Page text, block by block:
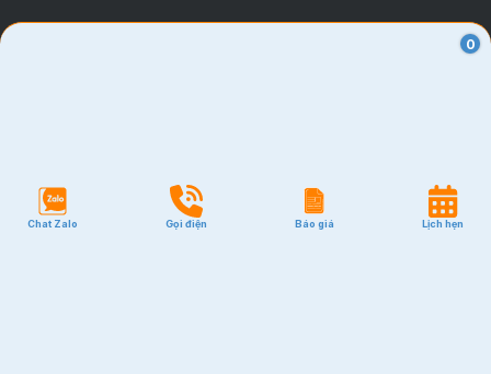
Quận 1
Quận Tân Bình
Chat Zalo Gọi điện Báo giá Lịch hẹn
0